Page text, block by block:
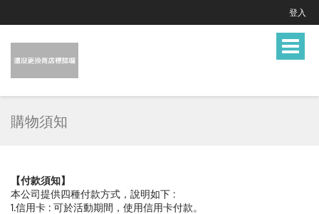
登入
Toggle
購物須知
【付款須知】
本公司提供四種付款方式，說明如下 :
1.信用卡 : 可於活動期間，使用信用卡付款。